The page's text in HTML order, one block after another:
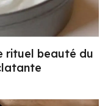
rituel beauté du